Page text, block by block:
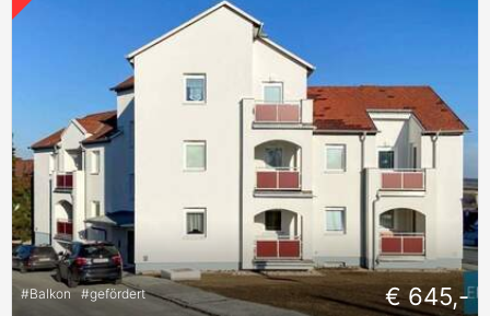
#Balkon #gefördert € 645,-